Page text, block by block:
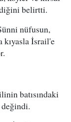
belirtti.
nüfusun,
İsrail'e
batısındaki